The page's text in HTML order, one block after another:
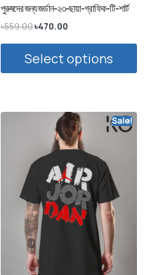
পুরুষদের জন্য জর্ডান-২৩-ছায়া-গ্রাফিক-টি-শার্ট
৳559.00৳470.00
Select options
Sale!